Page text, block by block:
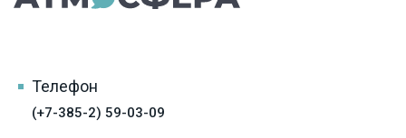
Телефон
(+7-385-2) 59-03-09